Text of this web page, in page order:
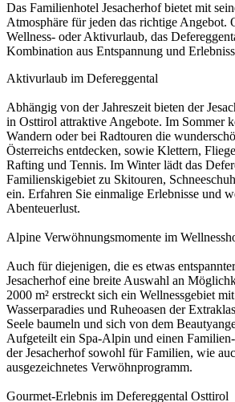
Das Familienhotel Jesacherhof bietet mit
Atmosphäre für jeden das richtige Angebot.
Wellness- oder Aktivurlaub, das
Kombination aus Entspannung und
Aktivurlaub im Defereggental
Abhängig von der Jahreszeit bieten der
in Osttirol attraktive Angebote. Im Sommer
Wandern oder bei Radtouren die
Österreichs entdecken, sowie Klettern,
Rafting und Tennis. Im Winter lädt das
Familienskigebiet zu Skitouren,
ein. Erfahren Sie einmalige Erlebnisse und
Abenteuerlust.
Alpine Verwöhnungsmomente im
Auch für diejenigen, die es etwas
Jesacherhof eine breite Auswahl an
2000 m² erstreckt sich ein Wellnessgebiet
Wasserparadies und Ruheoasen der
Seele baumeln und sich von dem
Aufgeteilt ein Spa-Alpin und einen
der Jesacherhof sowohl für Familien, wie
ausgezeichnetes Verwöhnprogramm.
Gourmet-Erlebnis im Defereggental Osttirol